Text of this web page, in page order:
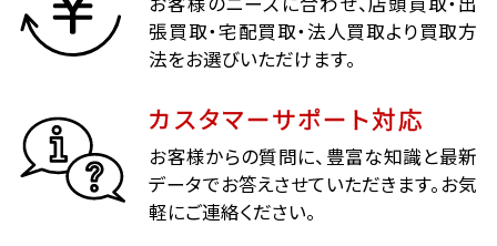
張買取・宅配買取・法人買取より買取方
法をお選びいただけます。
カスタマーサポート対応
お客様からの質問に、豊富な知識と最新
データでお答えさせていただきます。お気
軽にご連絡ください。